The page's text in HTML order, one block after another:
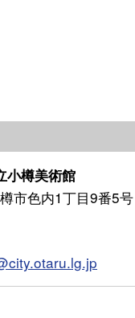
樽美術館
市色内1丁目9番5号